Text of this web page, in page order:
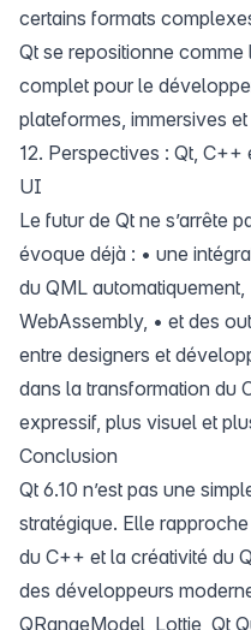
certains formats
Qt se repositionne comme
complet pour le
plateformes, immersives
12. Perspectives : Qt, C++
UI
Le futur de Qt ne s’arrête
évoque déjà : • une
du QML
WebAssembly, • et des
entre designers et
dans la transformation du
expressif, plus visuel et
Conclusion
Qt 6.10 n’est pas une
stratégique. Elle
du C++ et la créativité du
des développeurs
QRangeModel, Lottie, Qt